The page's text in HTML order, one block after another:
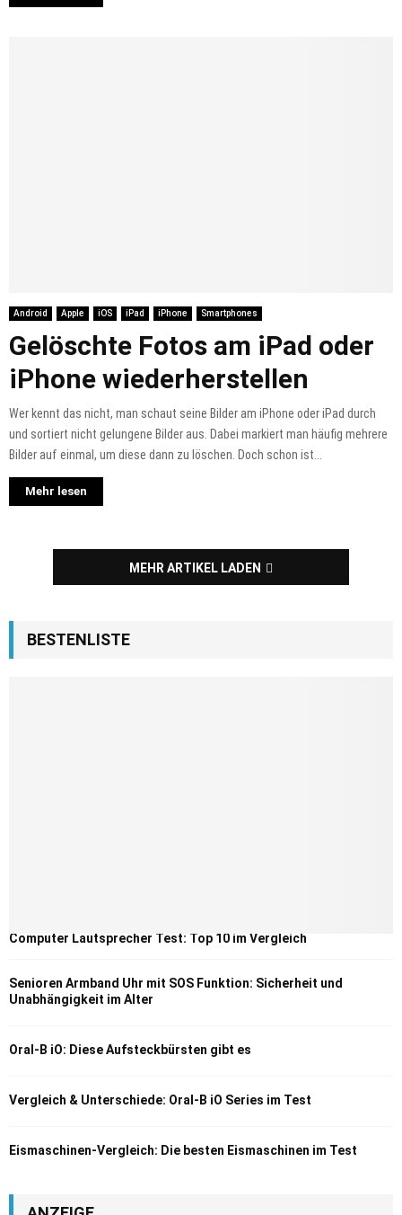
Android Apple iOS iPad iPhone Smartphones
Gelöschte Fotos am iPad oder
iPhone wiederherstellen
Wer kennt das nicht, man schaut seine Bilder am iPhone oder iPad durch
und sortiert nicht gelungene Bilder aus. Dabei markiert man häufig mehrere
Bilder auf einmal, um diese dann zu löschen. Doch schon ist...
Mehr lesen
MEHR ARTIKEL LADEN
BESTENLISTE
Computer Lautsprecher Test: Top 10 im Vergleich
Senioren Armband Uhr mit SOS Funktion: Sicherheit und
Unabhängigkeit im Alter
Oral-B iO: Diese Aufsteckbürsten gibt es
Vergleich & Unterschiede: Oral-B iO Series im Test
Eismaschinen-Vergleich: Die besten Eismaschinen im Test